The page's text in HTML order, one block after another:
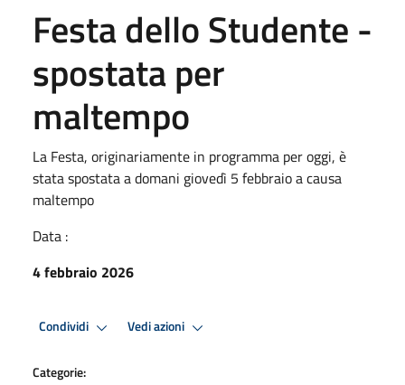
Festa dello Studente -
spostata per
maltempo
La Festa, originariamente in programma per oggi, è
stata spostata a domani giovedì 5 febbraio a causa
maltempo
Data :
4 febbraio 2026
Condividi Vedi azioni
Categorie: